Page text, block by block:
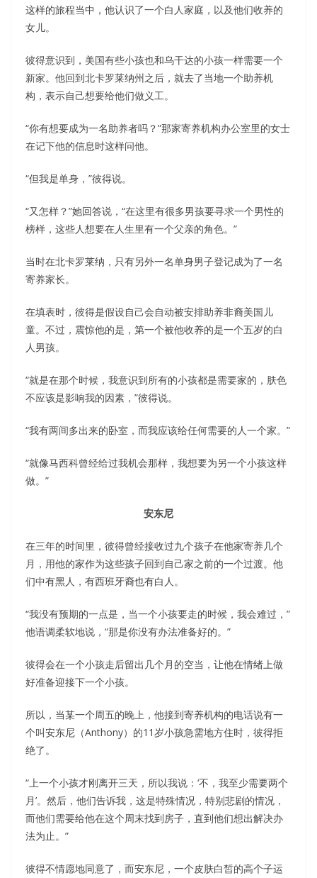
这样的旅程当中，他认识了一个白人家庭，以及他们收养的
女儿。
彼得意识到，美国有些小孩也和乌干达的小孩一样需要一个
新家。他回到北卡罗莱纳州之后，就去了当地一个助养机
构，表示自己想要给他们做义工。
“你有想要成为一名助养者吗？”那家寄养机构办公室里的女士
在记下他的信息时这样问他。
“但我是单身，”彼得说。
“又怎样？”她回答说，“在这里有很多男孩要寻求一个男性的
榜样，这些人想要在人生里有一个父亲的角色。”
当时在北卡罗莱纳，只有另外一名单身男子登记成为了一名
寄养家长。
在填表时，彼得是假设自己会自动被安排助养非裔美国儿
童。不过，震惊他的是，第一个被他收养的是一个五岁的白
人男孩。
“就是在那个时候，我意识到所有的小孩都是需要家的，肤色
不应该是影响我的因素，”彼得说。
“我有两间多出来的卧室，而我应该给任何需要的人一个家。”
“就像马西科曾经给过我机会那样，我想要为另一个小孩这样
做。”
安东尼
在三年的时间里，彼得曾经接收过九个孩子在他家寄养几个
月，用他的家作为这些孩子回到自己家之前的一个过渡。他
们中有黑人，有西班牙裔也有白人。
“我没有预期的一点是，当一个小孩要走的时候，我会难过，”
他语调柔软地说，“那是你没有办法准备好的。”
彼得会在一个小孩走后留出几个月的空当，让他在情绪上做
好准备迎接下一个小孩。
所以，当某一个周五的晚上，他接到寄养机构的电话说有一
个叫安东尼（Anthony）的11岁小孩急需地方住时，彼得拒
绝了。
“上一个小孩才刚离开三天，所以我说：‘不，我至少需要两个
月’。然后，他们告诉我，这是特殊情况，特别悲剧的情况，
而他们需要给他在这个周末找到房子，直到他们想出解决办
法为止。”
彼得不情愿地同意了，而安东尼，一个皮肤白皙的高个子运